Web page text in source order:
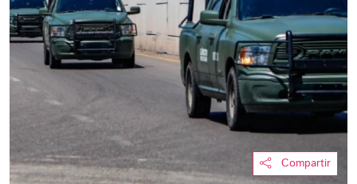
Compartir